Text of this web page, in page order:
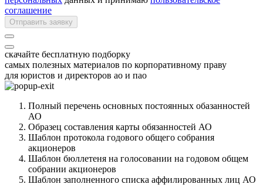
соглашение
Отправить заявку
скачайте бесплатную подборку
самых полезных материалов по корпоративному праву
для юристов и директоров ао и пао
Полный перечень основных постоянных обазанностей
АО
Образец составления карты обязанностей АО
Шаблон протокола годового общего собрания
акционеров
Шаблон бюллетеня на голосовании на годовом общем
собрании акционеров
Шаблон заполненного списка аффилированных лиц АО